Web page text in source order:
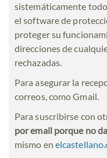
sistemáticamente
el software de
proteger su
direcciones de
rechazadas.
Para asegurar la
correos, como Gmail.
Para suscribirse con
por email porque no
mismo en